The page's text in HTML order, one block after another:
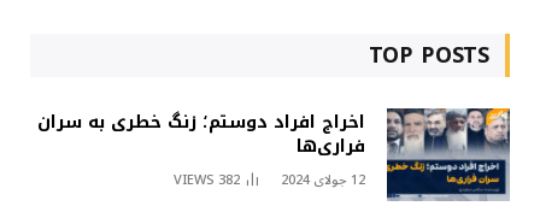
TOP POSTS
اخراج افراد دوستم؛ زنگ خطری به سران
فراری‌ها
12 جولای 2024 382
VIEWS